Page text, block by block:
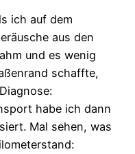
ich auf dem
aus den
und es wenig
schaffte,
habe ich dann
Mal sehen, was